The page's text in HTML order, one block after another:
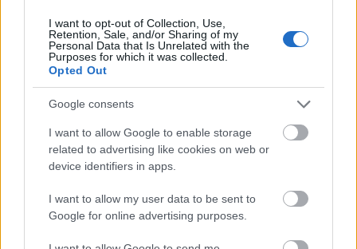
I want to opt-out of Collection, Use,
Retention, Sale, and/or Sharing of my
Personal Data that Is Unrelated with the
Purposes for which it was collected.
Opted Out
Google consents
I want to allow Google to enable storage
related to advertising like cookies on web or
device identifiers in apps.
I want to allow my user data to be sent to
Google for online advertising purposes.
Άρσεναλ
Γιουβέντους
Μίλαν
Ίντερ
Σιγκαπούρη: Σχεδιάζει υπόγεια «επιστημονική πόλη» σε